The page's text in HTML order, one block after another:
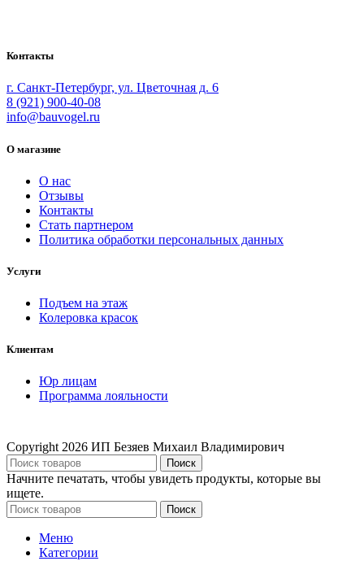
Контакты
г. Санкт-Петербург, ул. Цветочная д. 6
8 (921) 900-40-08
info@bauvogel.ru
О магазине
О нас
Отзывы
Контакты
Стать партнером
Политика обработки персональных данных
Услуги
Подъем на этаж
Колеровка красок
Клиентам
Юр лицам
Программа лояльности
Copyright 2026 ИП Безяев Михаил Владимирович
Поиск
Начните печатать, чтобы увидеть продукты, которые вы
ищете.
Поиск
Меню
Категории